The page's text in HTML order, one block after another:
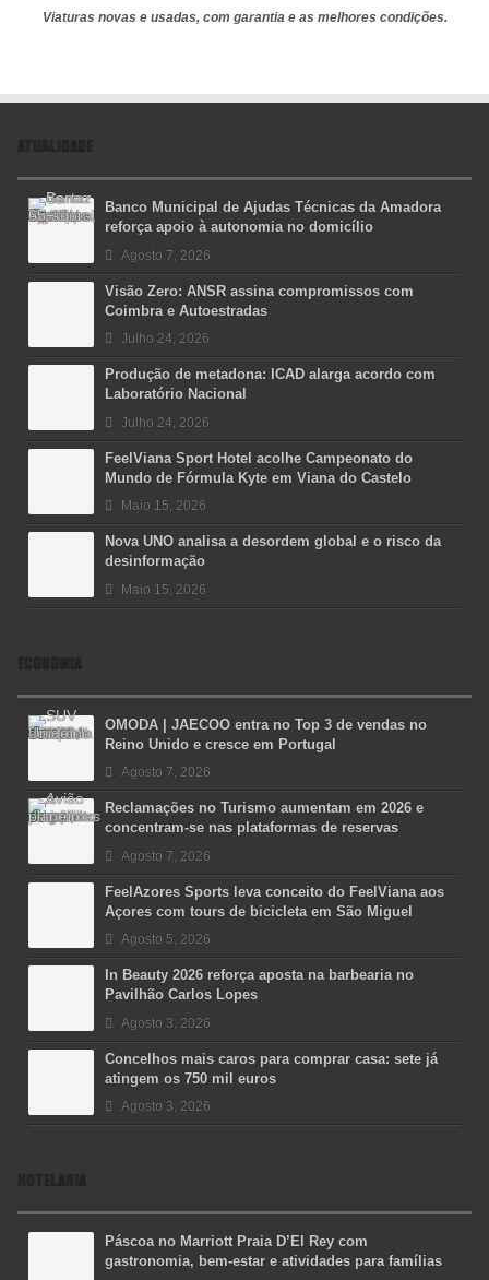
Viaturas novas e usadas, com garantia e as melhores condições.
ATUALIDADE
Banco Municipal de Ajudas Técnicas da Amadora
reforça apoio à autonomia no domicílio
Agosto 7, 2026
Visão Zero: ANSR assina compromissos com
Coimbra e Autoestradas
Julho 24, 2026
Produção de metadona: ICAD alarga acordo com
Laboratório Nacional
Julho 24, 2026
FeelViana Sport Hotel acolhe Campeonato do
Mundo de Fórmula Kyte em Viana do Castelo
Maio 15, 2026
Nova UNO analisa a desordem global e o risco da
desinformação
Maio 15, 2026
ECONOMIA
OMODA | JAECOO entra no Top 3 de vendas no
Reino Unido e cresce em Portugal
Agosto 7, 2026
Reclamações no Turismo aumentam em 2026 e
concentram-se nas plataformas de reservas
Agosto 7, 2026
FeelAzores Sports leva conceito do FeelViana aos
Açores com tours de bicicleta em São Miguel
Agosto 5, 2026
In Beauty 2026 reforça aposta na barbearia no
Pavilhão Carlos Lopes
Agosto 3, 2026
Concelhos mais caros para comprar casa: sete já
atingem os 750 mil euros
Agosto 3, 2026
HOTELARIA
Páscoa no Marriott Praia D’El Rey com
gastronomia, bem-estar e atividades para famílias